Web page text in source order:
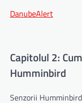
DanubeAlert
Capitolul 2:
Humminbird
Senzorii